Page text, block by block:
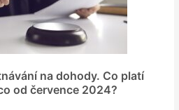
na dohody. Co platí
od července 2024?